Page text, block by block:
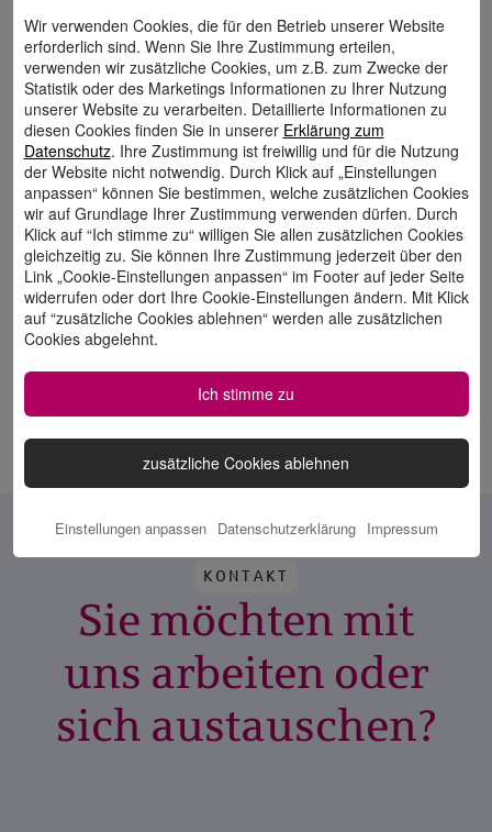
profitieren am Ende nicht nur die
Nutzer:innen eines Produktes –
auch für Ihr Unternehmen bietet
ein durchdachtes inklusives Design
wesentliche Vorteile.
Mehr Infos
KONTAKT
Sie möchten mit
uns arbeiten oder
sich austauschen?
Wir verwenden Cookies, die für den Betrieb unserer Website
erforderlich sind. Wenn Sie Ihre Zustimmung erteilen,
verwenden wir zusätzliche Cookies, um z.B. zum Zwecke der
Statistik oder des Marketings Informationen zu Ihrer Nutzung
unserer Website zu verarbeiten. Detaillierte Informationen zu
diesen Cookies finden Sie in unserer Erklärung zum
Datenschutz. Ihre Zustimmung ist freiwillig und für die Nutzung
der Website nicht notwendig. Durch Klick auf „Einstellungen
anpassen“ können Sie bestimmen, welche zusätzlichen Cookies
wir auf Grundlage Ihrer Zustimmung verwenden dürfen. Durch
Klick auf “Ich stimme zu“ willigen Sie allen zusätzlichen Cookies
gleichzeitig zu. Sie können Ihre Zustimmung jederzeit über den
Link „Cookie-Einstellungen anpassen“ im Footer auf jeder Seite
widerrufen oder dort Ihre Cookie-Einstellungen ändern. Mit Klick
auf “zusätzliche Cookies ablehnen“ werden alle zusätzlichen
Cookies abgelehnt.
Ich stimme zu
zusätzliche Cookies ablehnen
Einstellungen anpassen Datenschutzerklärung Impressum